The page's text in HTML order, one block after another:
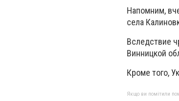
Напомним,
села
Вследствие
Винницкой
Кроме того,
Якщо ви помітили